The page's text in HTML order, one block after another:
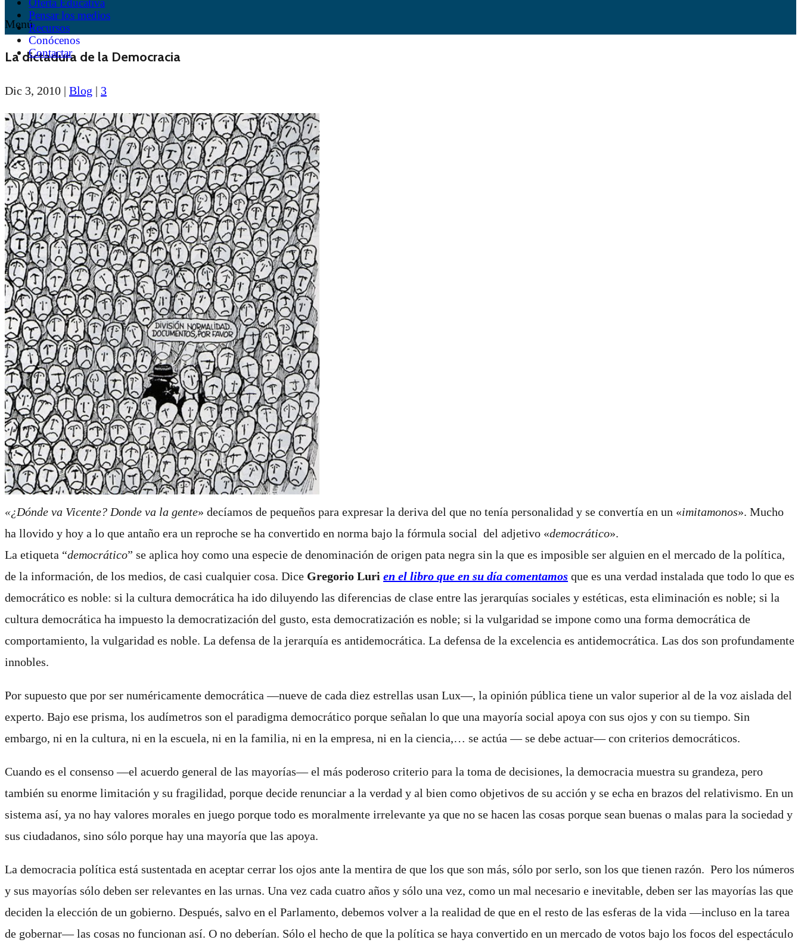
Pensar los medios
Recursos
Conócenos
Contactar
Menú
La dictadura de la Democracia
Dic 3, 2010 | Blog | 3
«¿Dónde va Vicente? Donde va la gente» decíamos de pequeños para expresar la deriva del que no tenía personalidad y se convertía en un «imitamonos». Mucho
ha llovido y hoy a lo que antaño era un reproche se ha convertido en norma bajo la fórmula social del adjetivo «democrático».
La etiqueta “democrático” se aplica hoy como una especie de denominación de origen pata negra sin la que es imposible ser alguien en el mercado de la política,
de la información, de los medios, de casi cualquier cosa. Dice Gregorio Luri en el libro que en su día comentamos que es una verdad instalada que todo lo que es
democrático es noble: si la cultura democrática ha ido diluyendo las diferencias de clase entre las jerarquías sociales y estéticas, esta eliminación es noble; si la
cultura democrática ha impuesto la democratización del gusto, esta democratización es noble; si la vulgaridad se impone como una forma democrática de
comportamiento, la vulgaridad es noble. La defensa de la jerarquía es antidemocrática. La defensa de la excelencia es antidemocrática. Las dos son profundamente
innobles.
Por supuesto que por ser numéricamente democrática ―nueve de cada diez estrellas usan Lux―, la opinión pública tiene un valor superior al de la voz aislada del
experto. Bajo ese prisma, los audímetros son el paradigma democrático porque señalan lo que una mayoría social apoya con sus ojos y con su tiempo. Sin
embargo, ni en la cultura, ni en la escuela, ni en la familia, ni en la empresa, ni en la ciencia,… se actúa ― se debe actuar― con criterios democráticos.
Cuando es el consenso ―el acuerdo general de las mayorías­― el más poderoso criterio para la toma de decisiones, la democracia muestra su grandeza, pero
también su enorme limitación y su fragilidad, porque decide renunciar a la verdad y al bien como objetivos de su acción y se echa en brazos del relativismo. En un
sistema así, ya no hay valores morales en juego porque todo es moralmente irrelevante ya que no se hacen las cosas porque sean buenas o malas para la sociedad y
sus ciudadanos, sino sólo porque hay una mayoría que las apoya.
La democracia política está sustentada en aceptar cerrar los ojos ante la mentira de que los que son más, sólo por serlo, son los que tienen razón. Pero los números
y sus mayorías sólo deben ser relevantes en las urnas. Una vez cada cuatro años y sólo una vez, como un mal necesario e inevitable, deben ser las mayorías las que
deciden la elección de un gobierno. Después, salvo en el Parlamento, debemos volver a la realidad de que en el resto de las esferas de la vida ―incluso en la tarea
de gobernar­― las cosas no funcionan así. O no deberían. Sólo el hecho de que la política se haya convertido en un mercado de votos bajo los focos del espectáculo